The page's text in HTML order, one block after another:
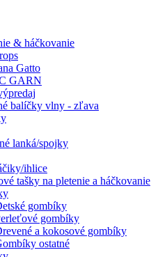
& háčkovanie
Gatto
GARN
balíčky vlny - zľava
lanká/spojky
ihlice
tašky na pletenie a háčkovanie
gombíky
gombíky
a kokosové gombíky
ostatné